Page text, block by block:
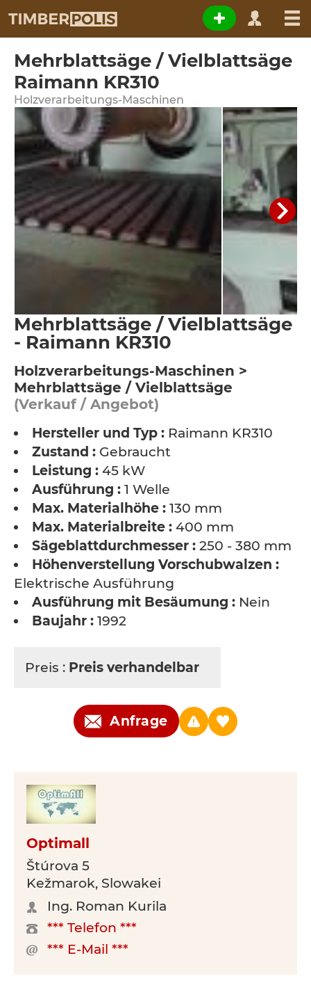
Mehrblattsäge / Vielblattsäge
Raimann KR310
Holzverarbeitungs-Maschinen
Mehrblattsäge / Vielblattsäge
- Raimann KR310
Holzverarbeitungs-Maschinen >
Mehrblattsäge / Vielblattsäge
(Verkauf / Angebot)
Hersteller und Typ : Raimann KR310
Zustand : Gebraucht
Leistung : 45 kW
Ausführung : 1 Welle
Max. Materialhöhe : 130 mm
Max. Materialbreite : 400 mm
Sägeblattdurchmesser : 250 - 380 mm
Höhenverstellung Vorschubwalzen :
Elektrische Ausführung
Ausführung mit Besäumung : Nein
Baujahr : 1992
Preis : Preis verhandelbar
Anfrage
Optimall
Štúrova 5
Kežmarok, Slowakei
Ing. Roman Kurila
*** Telefon ***
*** E-Mail ***